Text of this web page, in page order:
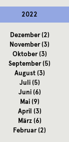
2022
Dezember(2)
November(3)
Oktober(3)
September(5)
August(3)
Juli(5)
Juni(6)
Mai(9)
April (3)
März(6)
Februar(2)